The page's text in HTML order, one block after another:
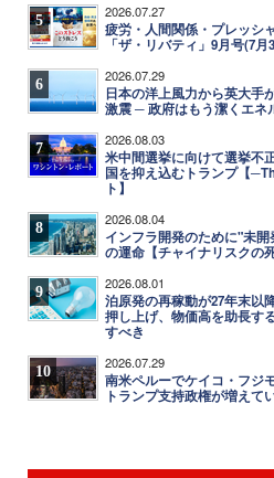
5 2026.07.27
疲労・人間関係・プレッ
「ザ・リバティ」9月号(7月
6 2026.07.29
日本の洋上風力から英大手
激震 ─ 政府はもう潔くエネ
7 2026.08.03
米中間選挙に向けて選挙不
国を抑え込むトランプ【
ト】
8 2026.08.04
インフラ開発のために"未
の運命【チャイナリスクの死
9 2026.08.01
泊原発の再稼動が27年末以
押し上げ、物価高を助長す
すべき
10 2026.07.29
南米ペルーでケイコ・フジ
トランプ支持政権が増えて